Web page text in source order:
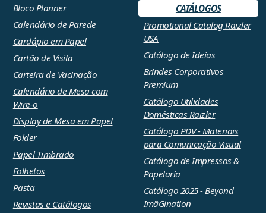
Bloco Planner
Calendário de Parede
Cardápio em Papel
Cartão de Visita
Carteira de Vacinação
Calendário de Mesa com
Wire-o
Display de Mesa em Papel
Folder
Papel Timbrado
Folhetos
Pasta
Revistas e Catálogos
CATÁLOGOS
Promotional Catalog Raizler
USA
Catálogo de Ideias
Brindes Corporativos
Premium
Catálogo Utilidades
Domésticas Raizler
Catálogo PDV - Materiais
para Comunicação Visual
Catálogo de Impressos &
Papelaria
Catálogo 2025 - Beyond
ImãGination